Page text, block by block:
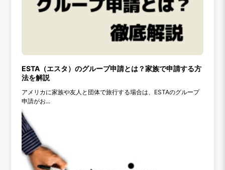
ESTA（エスタ）のグループ申請とは？家族で申請する方
法を解説
アメリカに家族や友人と団体で旅行する場合は、ESTAのグループ
申請がお...